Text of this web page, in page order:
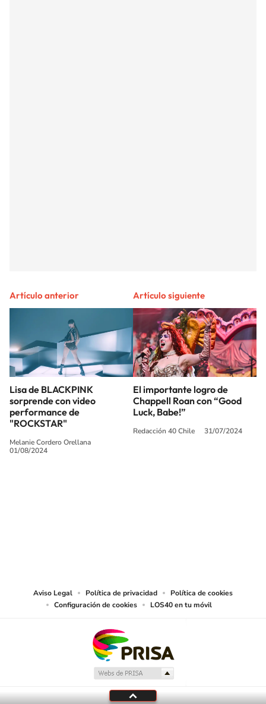
Artículo anterior
Lisa de BLACKPINK
sorprende con video
performance de
"ROCKSTAR"
Melanie Cordero Orellana
01/08/2024
Artículo siguiente
El importante logro de
Chappell Roan con “Good
Luck, Babe!”
Redacción 40 Chile 31/07/2024
Aviso Legal Política de privacidad
Política de cookies
Configuración de cookies
LOS40 en tu móvil